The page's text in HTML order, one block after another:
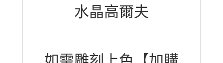
水晶高爾夫